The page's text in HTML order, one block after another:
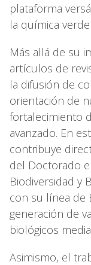
plataforma
la química
Más allá de su
artículos de
la difusión de
orientación de
fortalecimiento
avanzado. En
contribuye
del Doctorado
Biodiversidad y
con su línea de
generación de
biológicos
Asimismo, el